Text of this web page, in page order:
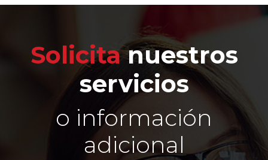
Solicitanuestros
servicios
o información
adicional